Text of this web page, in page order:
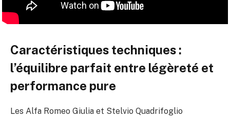
Caractéristiques techniques :
l’équilibre parfait entre légèreté et
performance pure
Les Alfa Romeo Giulia et Stelvio Quadrifoglio